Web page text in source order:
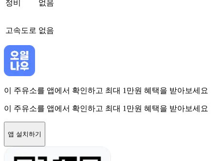
정비 없음
고속도로 없음
이 주유소를 앱에서 확인하고 최대 1만원 혜택을 받아보세요
이 주유소를 앱에서 확인하고 최대 1만원 혜택을 받아보세요
앱 설치하기